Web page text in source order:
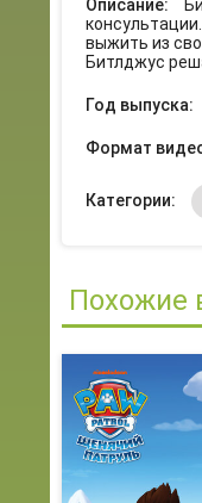
Описание:
выжить из
Битлджус
Год выпуска:
Формат
Категории:
Похожие